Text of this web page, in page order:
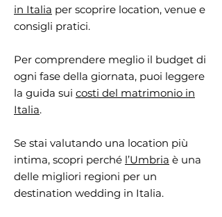
in Italia per scoprire location, venue e
consigli pratici.
Per comprendere meglio il budget di
ogni fase della giornata, puoi leggere
la guida sui costi del matrimonio in
Italia.
Se stai valutando una location più
intima, scopri perché l’Umbria è una
delle migliori regioni per un
destination wedding in Italia.